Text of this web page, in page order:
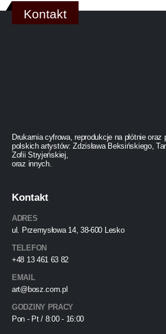
Kontakt
Drukarnia cyfrowa, reprodukcje na płótnie oraz
polskich artystów: Zdzisława Beksińskiego,
Zofii Stryjeńskiej,
oraz innych.
Kontakt
ADRES
ul. Przemysłowa 14, 38-600 Lesko
TELEFON
+48 13 461 63 82
EMAIL
art@bosz.com.pl
GODZINY PRACY
Pon - Pt / 8:00 - 16:00